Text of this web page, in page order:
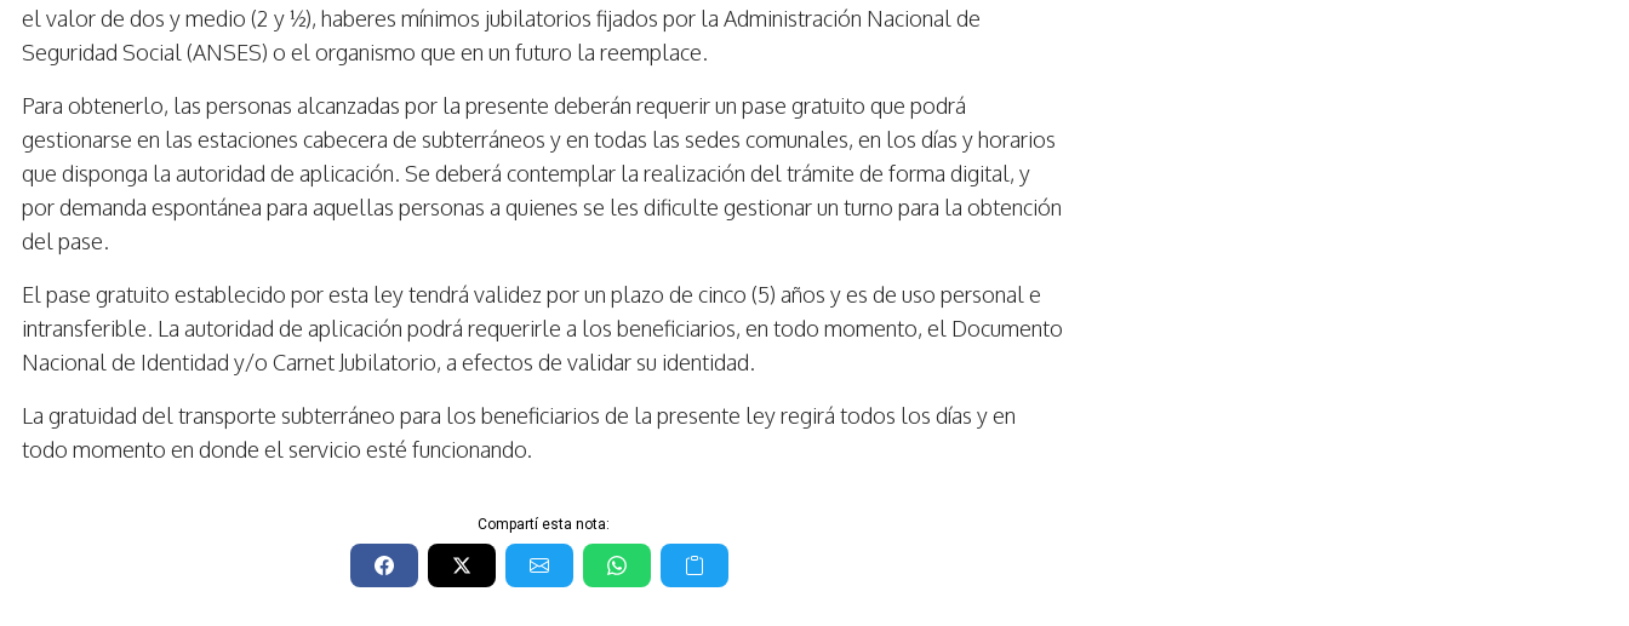
el valor de dos y medio (2 y ½), haberes mínimos jubilatorios fijados por la Administración Nacional de
Seguridad Social (ANSES) o el organismo que en un futuro la reemplace.
Para obtenerlo, las personas alcanzadas por la presente deberán requerir un pase gratuito que podrá
gestionarse en las estaciones cabecera de subterráneos y en todas las sedes comunales, en los días y horarios
que disponga la autoridad de aplicación. Se deberá contemplar la realización del trámite de forma digital, y
por demanda espontánea para aquellas personas a quienes se les dificulte gestionar un turno para la obtención
del pase.
El pase gratuito establecido por esta ley tendrá validez por un plazo de cinco (5) años y es de uso personal e
intransferible. La autoridad de aplicación podrá requerirle a los beneficiarios, en todo momento, el Documento
Nacional de Identidad y/o Carnet Jubilatorio, a efectos de validar su identidad.
La gratuidad del transporte subterráneo para los beneficiarios de la presente ley regirá todos los días y en
todo momento en donde el servicio esté funcionando.
Compartí esta nota: